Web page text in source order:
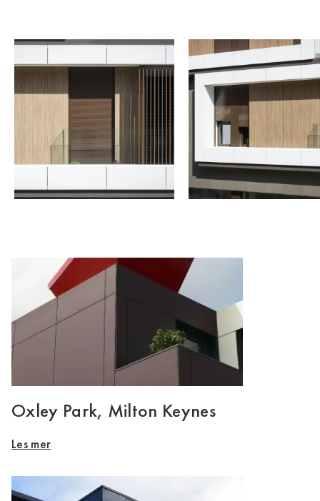
Oxley Park, Milton Keynes
Les mer